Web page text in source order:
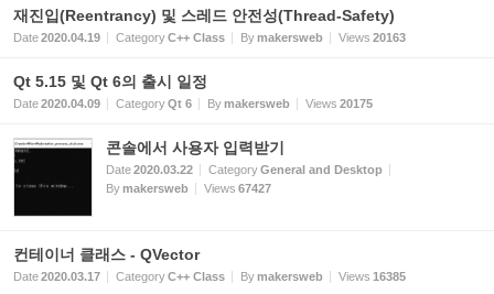
재진입(Reentrancy) 및 스레드 안전성(Thread-Safety)
Date2020.04.19 CategoryC++ Class Bymakersweb Views 20163
Qt 5.15 및 Qt 6의 출시 일정
Date2020.04.09 CategoryQt 6 Bymakersweb Views 20175
콘솔에서 사용자 입력받기
Date2020.03.22 CategoryGeneral and Desktop
Bymakersweb Views 67427
컨테이너 클래스 - QVector
Date2020.03.17 CategoryC++ Class Bymakersweb Views 16385